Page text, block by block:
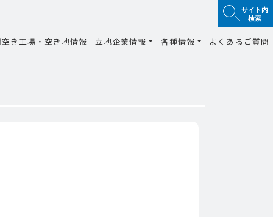
サイト内
検索
空き工場・空き地情報 立地企業情報 各種情報 よくあるご質問